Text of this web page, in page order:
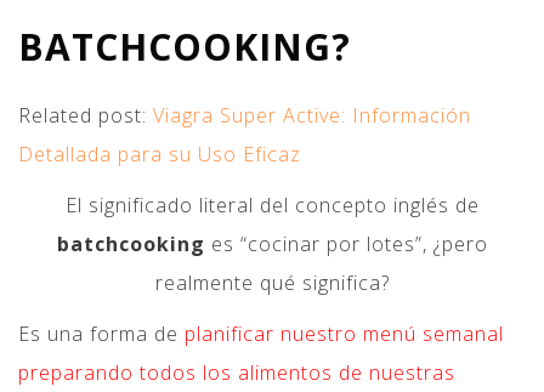
BATCHCOOKING?
Related post: Viagra Super Active: Información
Detallada para su Uso Eficaz
El significado literal del concepto inglés de
batchcooking es “cocinar por lotes”, ¿pero
realmente qué significa?
Es una forma de planificar nuestro menú semanal
preparando todos los alimentos de nuestras